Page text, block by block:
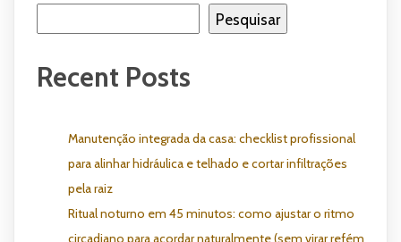
Pesquisar
Recent Posts
Manutenção integrada da casa: checklist profissional
para alinhar hidráulica e telhado e cortar infiltrações
pela raiz
Ritual noturno em 45 minutos: como ajustar o ritmo
circadiano para acordar naturalmente (sem virar refém